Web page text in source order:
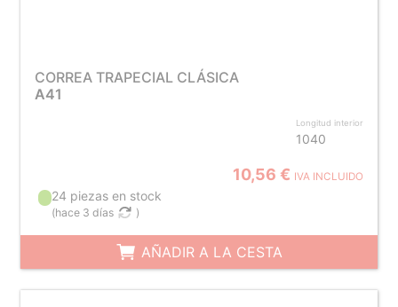
CORREA TRAPECIAL CLÁSICA
A41
Longitud interior
1040
10,56 € IVA INCLUIDO
24 piezas en stock
(hace 3 días )
AÑADIR A LA CESTA